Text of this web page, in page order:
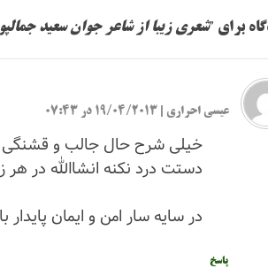
برای ”شعری زیبا از شاعر جوان سعید
عیسی احراری 19/04/2013 در 07:43
خیلی شرح حال جالب و قشنگی
دستت درد نکنه انشاالله در هر
در سایه سار امن و ایمان پایدار
پاسخ